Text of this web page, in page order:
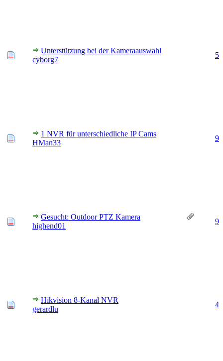
Unterstützung bei der Kameraauswahl
cyborg7
5
1 NVR für unterschiedliche IP Cams
HMan33
9
Gesucht: Outdoor PTZ Kamera
highend01
9
Hikvision 8-Kanal NVR
gerardlu
4